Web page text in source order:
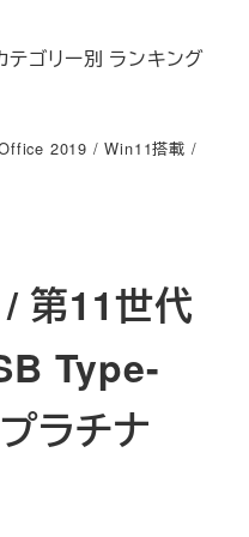
ゴリー別 ランキング
2019 / Win11搭載 /
第11世代
Type-
ラチナ